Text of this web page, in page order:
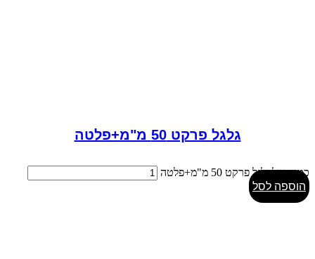
גלגל פרקט 50 מ"מ+פלטה
כמות של גלגל פרקט 50 מ"מ+פלטה
הוספה לסל